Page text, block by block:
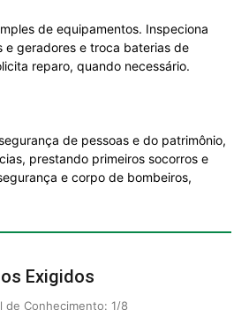
de equipamentos. Inspeciona
e geradores e troca baterias de
reparo, quando necessário.
de pessoas e do patrimônio,
prestando primeiros socorros e
e corpo de bombeiros,
Exigidos
de Conhecimento: 1/8